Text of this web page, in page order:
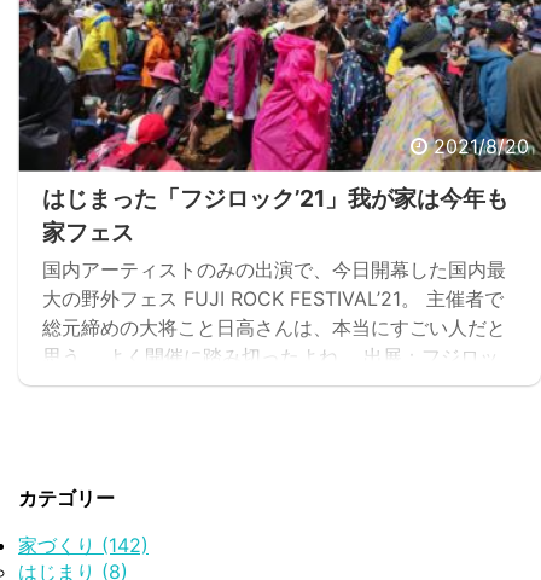
2021/8/20
はじまった「フジロック’21」我が家は今年も
家フェス
国内アーティストのみの出演で、今日開幕した国内最
大の野外フェス FUJI ROCK FESTIVAL’21。 主催者で
総元締めの大将こと日高さんは、本当にすごい人だと
思う。 よく開催に踏み切ったよね。 出展：フジロッ
ク'21 live配信タイムテーブル1日目 出展：フジロッ
話し合って我が家は今年も自粛することにした。 必ず
カテゴリー
家づくり (142)
はじまり (8)